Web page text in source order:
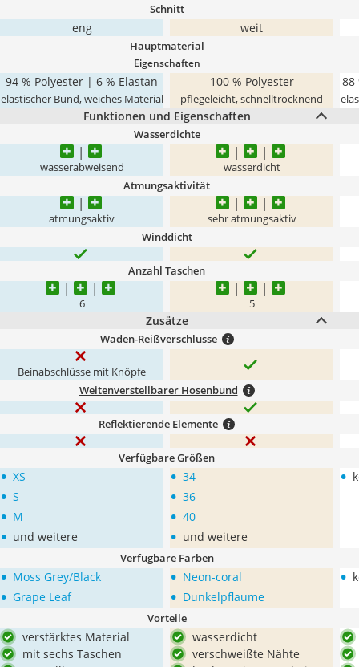
Schnitt
eng weit
Hauptmaterial
Eigenschaften
94 % Polyester | 6 % Elastan
elastischer Bund, weiches Material
100 % Polyester
pflegeleicht, schnelltrocknend
88
Funktionen und Eigenschaften
Wasserdichte
wasserabweisend wasserdicht
Atmungsaktivität
atmungsaktiv sehr atmungsaktiv
Winddicht
Anzahl Taschen
6 5
Zusätze
Waden-Reißverschlüsse
Beinabschlüsse mit Knöpfe
Weitenverstellbarer Hosenbund
Reflektierende Elemente
Verfügbare Größen
• XS
• S
• M
• und weitere
• 34
• 36
• 40
• und weitere
•
Verfügbare Farben
• Moss Grey/Black
• Grape Leaf
• Neon-coral
• Dunkelpflaume
•
Vorteile
verstärktes Material
mit sechs Taschen
wasserdicht
verschweißte Nähte